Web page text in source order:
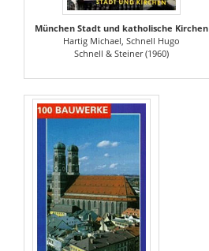
München Stadt und katholische Kirchen
Hartig Michael, Schnell Hugo
Schnell & Steiner (1960)